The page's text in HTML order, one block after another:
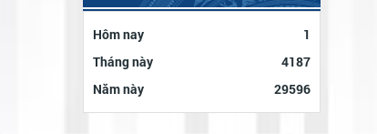
Hôm nay
1
Tháng này
4187
Năm này
29596